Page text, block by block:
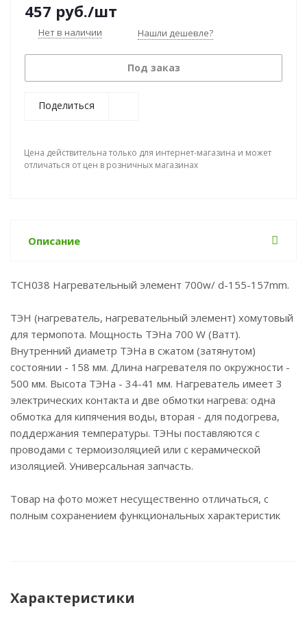
457 руб./шт
Нет в наличии Нашли дешевле?
Под заказ
Поделиться
Цена действительна только для интернет-магазина и может
отличаться от цен в розничных магазинах
Описание
TCH038 Нагревательный элемент 700w/ d-155-157mm.
ТЭН (нагреватель, нагревательный элемент) хомутовый
для термопота. Мощность ТЭНа 700 W (Ватт).
Внутренний диаметр ТЭНа в сжатом (затянутом)
состоянии - 158 мм. Длина нагревателя по окружности -
500 мм. Высота ТЭНа - 34-41 мм. Нагреватель имеет 3
электрических контакта и две обмотки нагрева: одна
обмотка для кипячения воды, вторая - для подогрева,
поддержания температуры. ТЭНы поставляются с
проводами с термоизоляцией или с керамической
изоляцией. Универсальная запчасть.
Товар на фото может несущественно отличаться, с
полным сохранением функциональных характеристик
Характеристики